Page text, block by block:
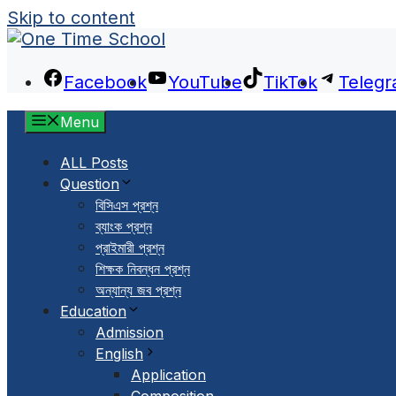
Skip to content
Facebook YouTube TikTok
Menu
ALL Posts
Question
বিসিএস প্রশ্ন
ব্যাংক প্রশ্ন
প্রাইমারী প্রশ্ন
শিক্ষক নিবন্ধন প্রশ্ন
অন্যান্য জব প্রশ্ন
Education
Admission
English
Application